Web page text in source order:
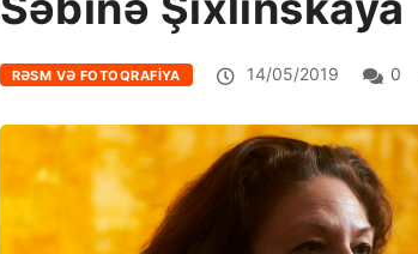
RƏSM VƏ FOTOQRAFIYA 14/05/2019 0